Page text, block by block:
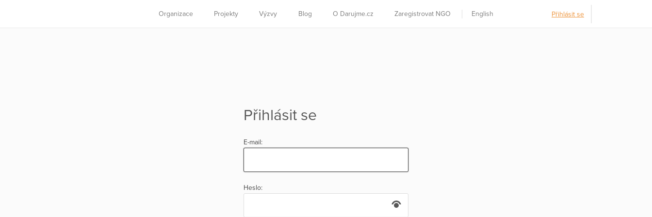
Organizace Projekty Výzvy Blog O Darujme.cz Zaregistrovat NGO English Přihlásit se
Přihlásit se
E-mail:
Heslo: